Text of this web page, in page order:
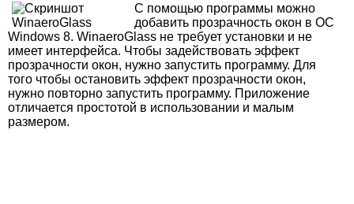
С помощью программы можно
добавить прозрачность окон в ОС
Windows 8. WinaeroGlass не требует установки и не
имеет интерфейса. Чтобы задействовать эффект
прозрачности окон, нужно запустить программу. Для
того чтобы остановить эффект прозрачности окон,
нужно повторно запустить программу. Приложение
отличается простотой в использовании и малым
размером.